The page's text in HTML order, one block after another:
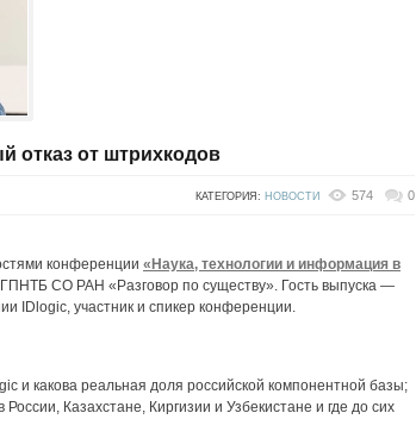
отказ от штрихкодов
КАТЕГОРИЯ: НОВОСТИ 574 0
конференции «Наука, технологии и информация в
ГПНТБ СО РАН «Разговор по существу». Гость выпуска —
IDlogiс, участник и спикер конференции.
и какова реальная доля российской компонентной базы;
Казахстане, Киргизии и Узбекистане и где до сих